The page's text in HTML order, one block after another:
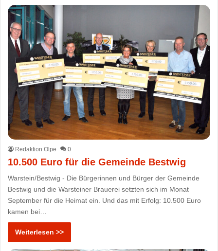
Redaktion Olpe 0
10.500 Euro für die Gemeinde Bestwig
Warstein/Bestwig - Die Bürgerinnen und Bürger der Gemeinde
Bestwig und die Warsteiner Brauerei setzten sich im Monat
September für die Heimat ein. Und das mit Erfolg: 10.500 Euro
kamen bei…
Weiterlesen >>